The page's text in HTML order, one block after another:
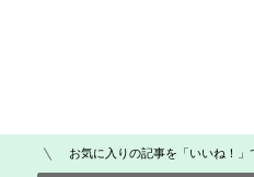
お気に入りの記事を「いいね！」